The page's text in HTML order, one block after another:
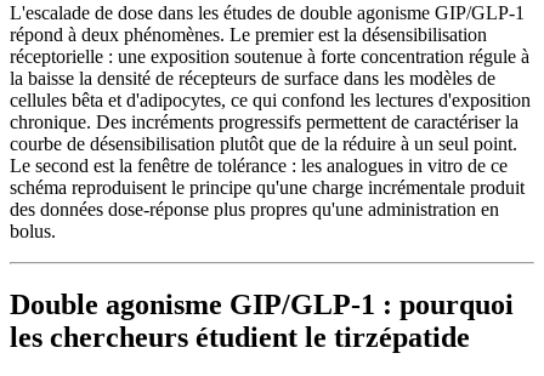
L'escalade de dose dans les études de double agonisme GIP/GLP-1
répond à deux phénomènes. Le premier est la désensibilisation
réceptorielle : une exposition soutenue à forte concentration régule à
la baisse la densité de récepteurs de surface dans les modèles de
cellules bêta et d'adipocytes, ce qui confond les lectures d'exposition
chronique. Des incréments progressifs permettent de caractériser la
courbe de désensibilisation plutôt que de la réduire à un seul point.
Le second est la fenêtre de tolérance : les analogues in vitro de ce
schéma reproduisent le principe qu'une charge incrémentale produit
des données dose-réponse plus propres qu'une administration en
bolus.
Double agonisme GIP/GLP-1 : pourquoi
les chercheurs étudient le tirzépatide